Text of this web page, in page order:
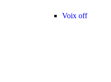
Voix off